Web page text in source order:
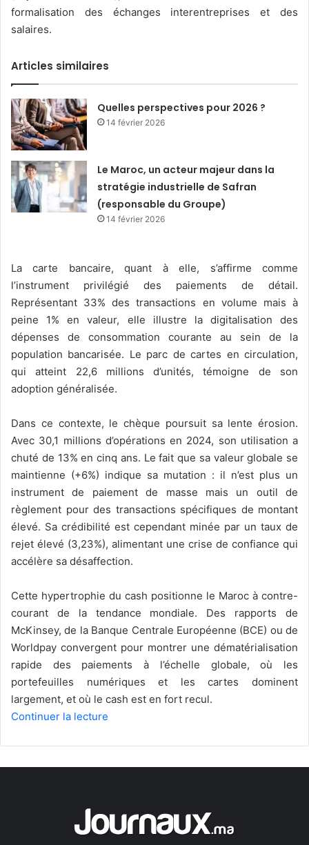
formalisation des échanges interentreprises et des
salaires.
Articles similaires
Quelles perspectives pour 2026 ?
14 février 2026
Le Maroc, un acteur majeur dans la
stratégie industrielle de Safran
(responsable du Groupe)
14 février 2026
La carte bancaire, quant à elle, s’affirme comme
l’instrument privilégié des paiements de détail.
Représentant 33% des transactions en volume mais à
peine 1% en valeur, elle illustre la digitalisation des
dépenses de consommation courante au sein de la
population bancarisée. Le parc de cartes en circulation,
qui atteint 22,6 millions d’unités, témoigne de son
adoption généralisée.
Dans ce contexte, le chèque poursuit sa lente érosion.
Avec 30,1 millions d’opérations en 2024, son utilisation a
chuté de 13% en cinq ans. Le fait que sa valeur globale se
maintienne (+6%) indique sa mutation : il n’est plus un
instrument de paiement de masse mais un outil de
règlement pour des transactions spécifiques de montant
élevé. Sa crédibilité est cependant minée par un taux de
rejet élevé (3,23%), alimentant une crise de confiance qui
accélère sa désaffection.
Cette hypertrophie du cash positionne le Maroc à contre-
courant de la tendance mondiale. Des rapports de
McKinsey, de la Banque Centrale Européenne (BCE) ou de
Worldpay convergent pour montrer une dématérialisation
rapide des paiements à l’échelle globale, où les
portefeuilles numériques et les cartes dominent
largement, et où le cash est en fort recul.
Continuer la lecture